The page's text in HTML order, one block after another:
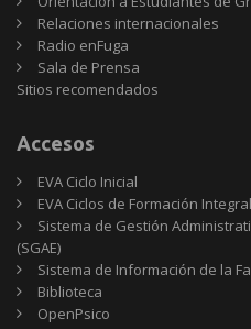
Relaciones internacionales
Radio enFuga
Sala de Prensa
Sitios
Sitios recomendados
Accesos
EVA Ciclo Inicial
EVA Ciclos de Formación
Sistema de Gestión
(SGAE)
Sistema de Información de la
Biblioteca
OpenPsico